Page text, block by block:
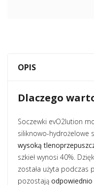
OPIS
Dlaczego
Soczewki evO2lution
siliknowo-hydrożelowe
wysoką
szkieł wynosi 40%.
została użyta podczas
pozostają